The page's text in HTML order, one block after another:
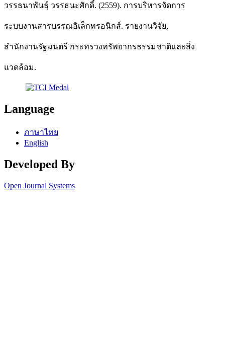
วรรธนาพันธุ์ วรรธนะศักดิ์. (2559). การบริหารจัดการ
ระบบงานสารบรรณอิเล็กทรอนิกส์. รายงานวิจัย,
สำนักงานรัฐมนตรี กระทรวงทรัพยากรธรรมชาติและสิ่ง
แวดล้อม.
Language
ภาษาไทย
English
Developed By
Open Journal Systems